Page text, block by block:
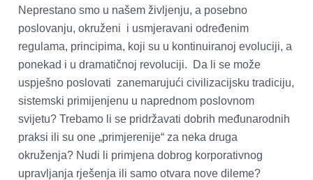
Neprestano smo u našem življenju, a posebno
poslovanju, okruženi  i usmjeravani određenim
regulama, principima, koji su u kontinuiranoj evoluciji, a
ponekad i u dramatičnoj revoluciji.  Da li se može
uspješno poslovati  zanemarujući civilizacijsku tradiciju,
sistemski primijenjenu u naprednom poslovnom
svijetu? Trebamo li se pridržavati dobrih međunarodnih
praksi ili su one „primjerenije“ za neka druga
okruženja? Nudi li primjena dobrog korporativnog
upravljanja rješenja ili samo otvara nove dileme?